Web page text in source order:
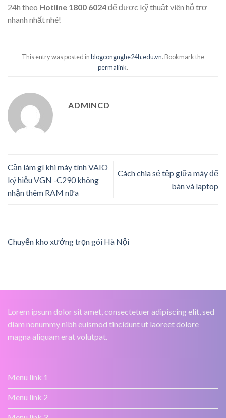
24h theo Hotline 1800 6024để được kỹ thuật viên hỗ trợ
nhanh nhất nhé!
This entry was posted inblogcongnghe24h.edu.vn. Bookmark the
permalink.
ADMINCD
Cần làm gì khi máy tính VAIO
ký hiệu VGN -C290 không
nhận thêm RAM nữa
Cách chia sẻ tệp giữa máy để
bàn và laptop
Chuyển kho xưởng trọn gói Hà Nội
Lorem ipsum dolor sit amet, consectetuer adipiscing elit, sed
diam nonummy nibh euismod tincidunt ut laoreet dolore
magna aliquam erat volutpat.
Menu link 1
Menu link 2